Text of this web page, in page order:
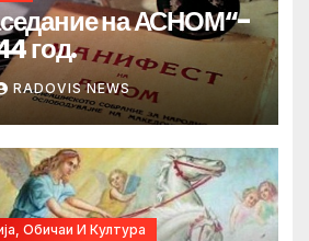
на АСНОМ“-
год.
RADOVIS NEWS
Обичаи И Култура